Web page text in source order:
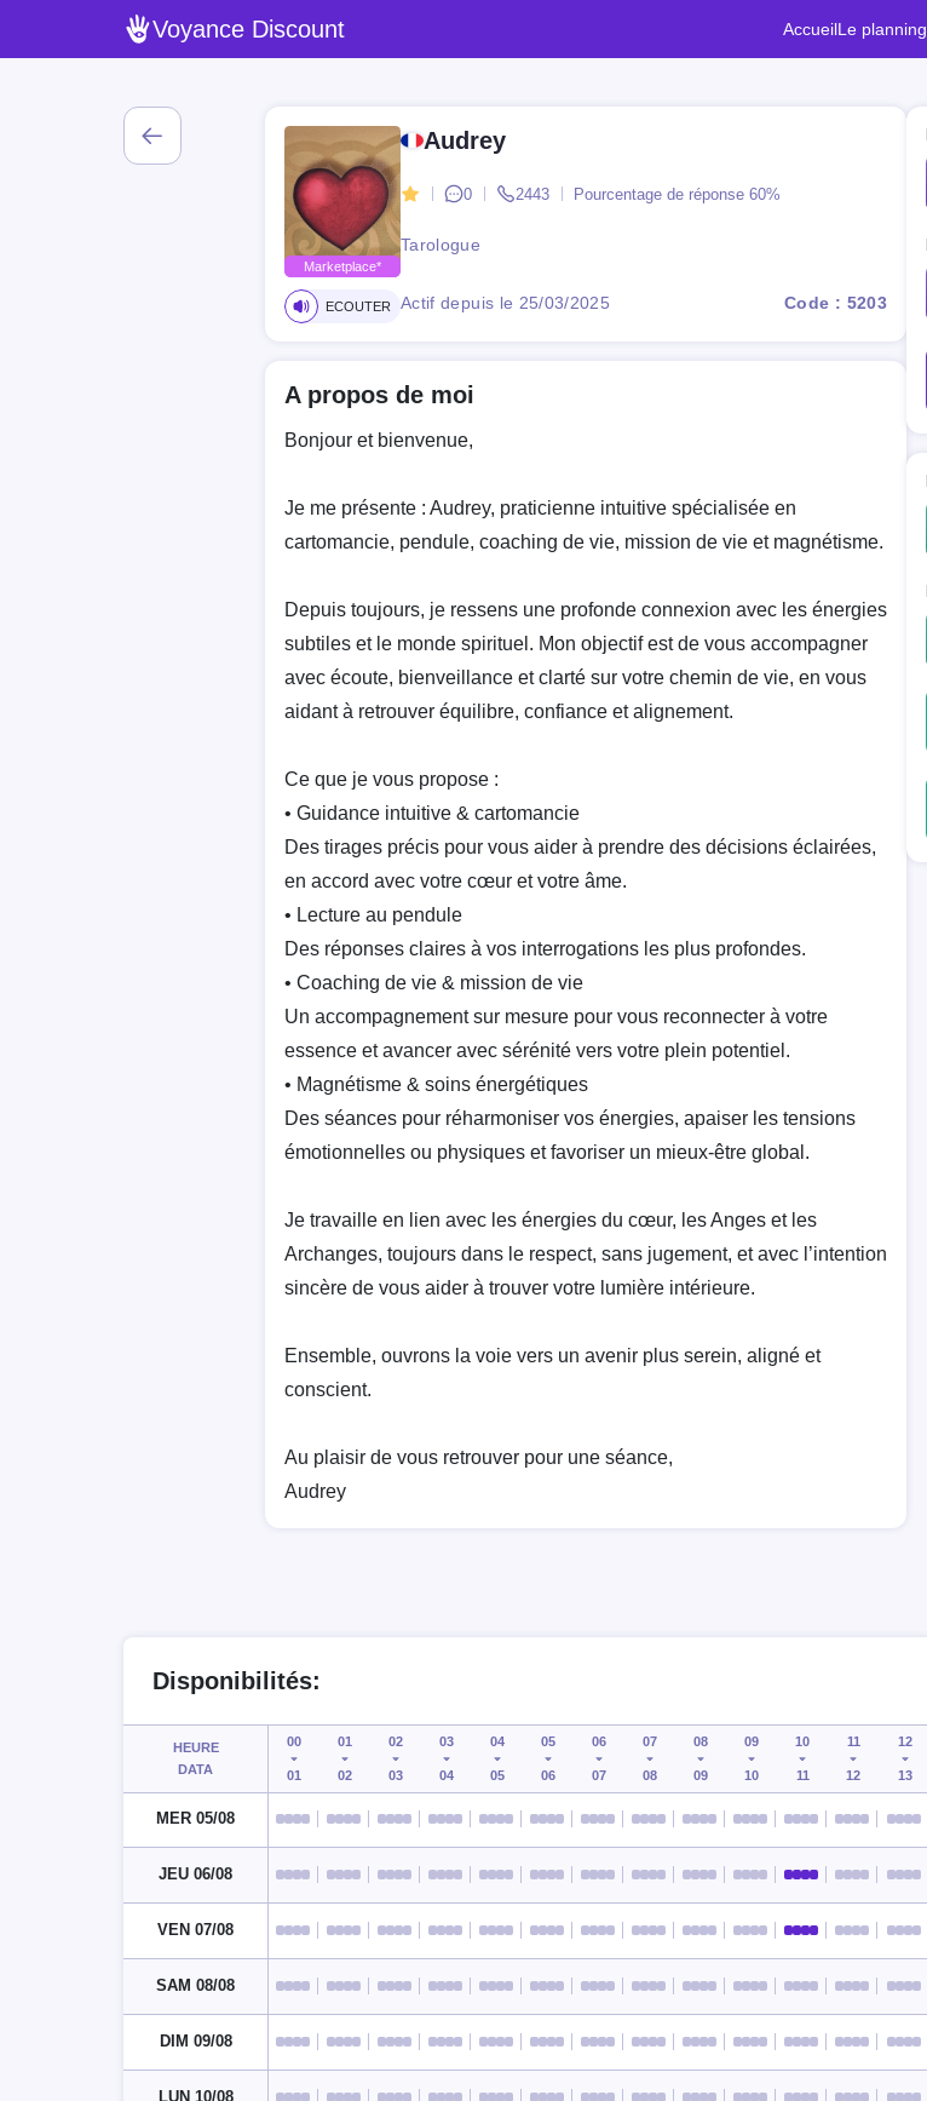
Voyance Discount AccueilLe planning
Marketplace*
ECOUTER
Audrey
0 2443 Pourcentage de réponse 60%
Tarologue
Actif depuis le 25/03/2025 Code : 5203
A propos de moi
Bonjour et bienvenue,
Je me présente : Audrey, praticienne intuitive spécialisée en
cartomancie, pendule, coaching de vie, mission de vie et magnétisme.
Depuis toujours, je ressens une profonde connexion avec les énergies
subtiles et le monde spirituel. Mon objectif est de vous accompagner
avec écoute, bienveillance et clarté sur votre chemin de vie, en vous
aidant à retrouver équilibre, confiance et alignement.
Ce que je vous propose :
• Guidance intuitive & cartomancie
Des tirages précis pour vous aider à prendre des décisions éclairées,
en accord avec votre cœur et votre âme.
• Lecture au pendule
Des réponses claires à vos interrogations les plus profondes.
• Coaching de vie & mission de vie
Un accompagnement sur mesure pour vous reconnecter à votre
essence et avancer avec sérénité vers votre plein potentiel.
• Magnétisme & soins énergétiques
Des séances pour réharmoniser vos énergies, apaiser les tensions
émotionnelles ou physiques et favoriser un mieux-être global.
Je travaille en lien avec les énergies du cœur, les Anges et les
Archanges, toujours dans le respect, sans jugement, et avec l’intention
sincère de vous aider à trouver votre lumière intérieure.
Ensemble, ouvrons la voie vers un avenir plus serein, aligné et
conscient.
Au plaisir de vous retrouver pour une séance,
Audrey
Disponibilités:
HEURE
DATA
00
01
01
02
02
03
03
04
04
05
05
06
06
07
07
08
08
09
09
10
10
11
11
12
12
13
MER 05/08
JEU 06/08
VEN 07/08
SAM 08/08
DIM 09/08
LUN 10/08